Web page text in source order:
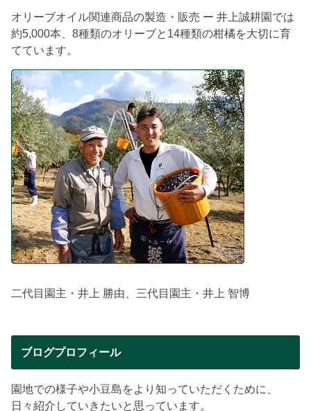
オリーブオイル関連商品の製造・販売 ー 井上誠耕園では
約5,000本、8種類のオリーブと14種類の柑橘を大切に育
てています。
二代目園主・井上 勝由、三代目園主・井上 智博
ブログプロフィール
園地での様子や小豆島をより知っていただくために、
日々紹介していきたいと思っています。